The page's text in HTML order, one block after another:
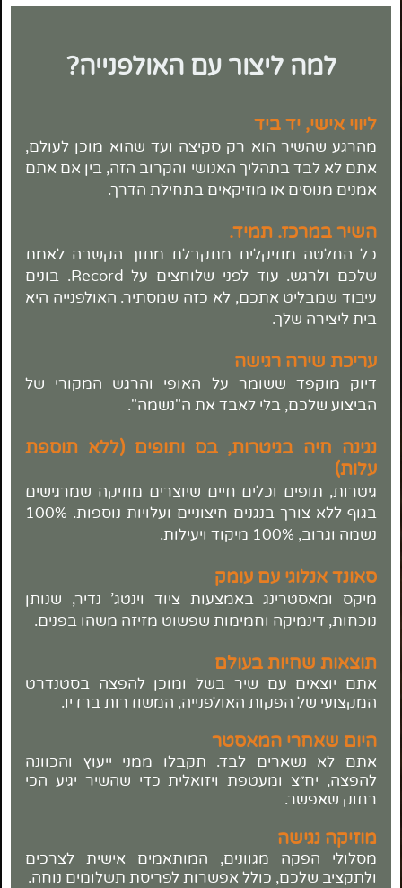
למה ליצור עם האולפנייה?
ליווי אישי, יד ביד
מהרגע שהשיר הוא רק סקיצה ועד שהוא מוכן לעולם,
אתם לא לבד בתהליך האנושי והקרוב הזה, בין אם אתם
אמנים מנוסים או מוזיקאים בתחילת הדרך.
השיר במרכז. תמיד.
כל החלטה מוזיקלית מתקבלת מתוך הקשבה לאמת
שלכם ולרגש. עוד לפני שלוחצים
על Record. בונים
עיבוד שמבליט אתכם, לא כזה שמסתיר. האולפנייה היא
בית ליצירה שלך.
עריכת שירה רגישה
דיוק מוקפד ששומר על האופי והרגש המקורי של
הביצוע שלכם, בלי לאבד את ה"נשמה".
נגינה חיה בגיטרות, בס ותופים (ללא תוספת
עלות)
גיטרות, תופים וכלים חיים שיוצרים מוזיקה שמרגישים
בגוף ללא צורך בנגנים חיצוניים ועלויות נוספות. 100%
נשמה וגרוב, 100% מיקוד ויעילות.
סאונד אנלוגי עם עומק
מיקס ומאסטרינג באמצעות ציוד וינטג' נדיר, שנותן
נוכחות, דינמיקה וחמימות שפשוט מזיזה משהו בפנים.
תוצאות שחיות בעולם
אתם יוצאים עם שיר בשל ומוכן להפצה בסטנדרט
המקצועי של הפקות האולפנייה, המשודרות ברדיו.
היום שאחרי המאסטר
אתם לא נשארים לבד. תקבלו ממני ייעוץ והכוונה
להפצה, יח״צ ומעטפת ויזואלית כדי שהשיר יגיע הכי
רחוק שאפשר.
מוזיקה נגישה
מסלולי הפקה מגוונים, המותאמים אישית לצרכים
ולתקציב שלכם, כולל אפשרות לפריסת תשלומים נוחה.